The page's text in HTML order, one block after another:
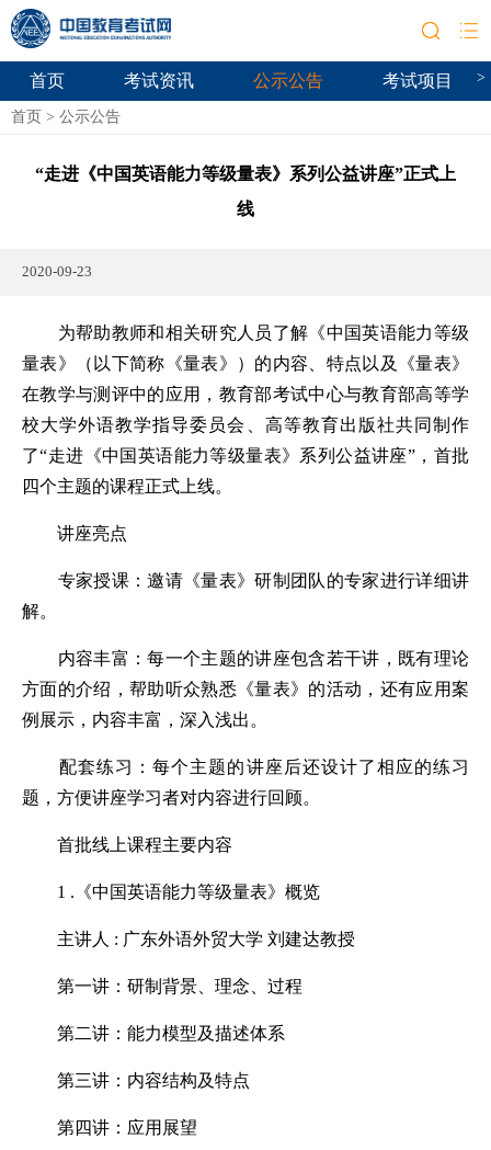
首页 考试资讯 公示公告 考试项目 >
首页 > 公示公告
“走进《中国英语能力等级量表》系列公益讲座”正式上
线
2020-09-23
为帮助教师和相关研究人员了解《中国英语能力等级
量表》（以下简称《量表》）的内容、特点以及《量表》
在教学与测评中的应用，教育部考试中心与教育部高等学
校大学外语教学指导委员会、高等教育出版社共同制作
了“走进《中国英语能力等级量表》系列公益讲座”，首批
四个主题的课程正式上线。
讲座亮点
专家授课：邀请《量表》研制团队的专家进行详细讲
解。
内容丰富：每一个主题的讲座包含若干讲，既有理论
方面的介绍，帮助听众熟悉《量表》的活动，还有应用案
例展示，内容丰富，深入浅出。
配套练习：每个主题的讲座后还设计了相应的练习
题，方便讲座学习者对内容进行回顾。
首批线上课程主要内容
1 .《中国英语能力等级量表》概览
主讲人 : 广东外语外贸大学 刘建达教授
第一讲：研制背景、理念、过程
第二讲：能力模型及描述体系
第三讲：内容结构及特点
第四讲：应用展望